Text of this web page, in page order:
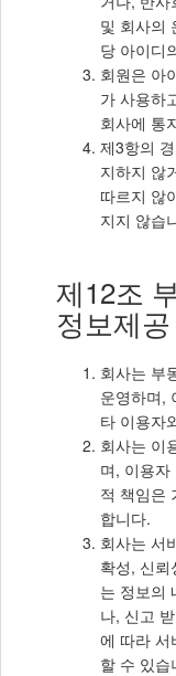
및 회사의
당 아이디
회원은 아
가 사용하
회사에 통
제3항의
지하지 않
따르지 않
지지 않습
제12조
정보제
회사는 부
운영하며,
타 이용자
회사는 이
며, 이용자
적 책임은
합니다.
회사는 서
확성, 신뢰
는 정보의
나, 신고
에 따라 서
할 수 있습